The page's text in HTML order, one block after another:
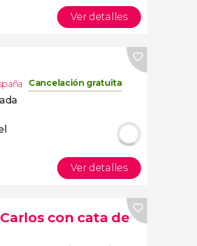
Ver detalles
Cancelación gratuita
Ver detalles
con cata de